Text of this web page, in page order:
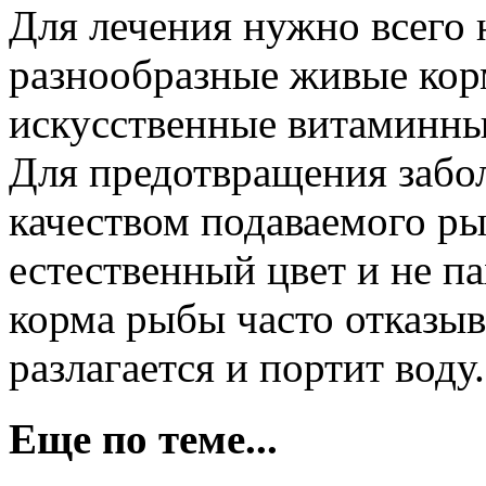
Для лечения нужно всего
разнообразные живые
искусственные
Для предотвращения
качеством подаваемого
естественный цвет и не
корма рыбы часто
разлагается и портит воду.
Еще по теме...